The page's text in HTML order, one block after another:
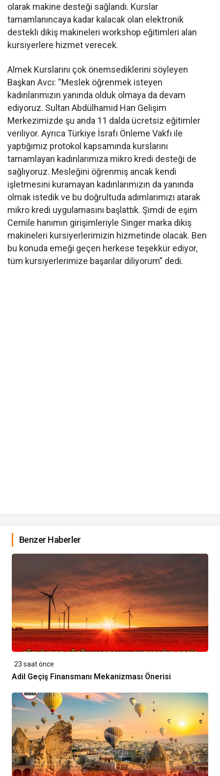
olarak makine desteği sağlandı. Kurslar
tamamlanıncaya kadar kalacak olan elektronik
destekli dikiş makineleri workshop eğitimleri alan
kursiyerlere hizmet verecek.
Almek Kurslarını çok önemsediklerini söyleyen
Başkan Avcı: “Meslek öğrenmek isteyen
kadınlarımızın yanında olduk olmaya da devam
ediyoruz. Sultan Abdülhamid Han Gelişim
Merkezimizde şu anda 11 dalda ücretsiz eğitimler
veriliyor. Ayrıca Türkiye İsrafı Önleme Vakfı ile
yaptığımız protokol kapsamında kurslarını
tamamlayan kadınlarımıza mikro kredi desteği de
sağlıyoruz. Mesleğini öğrenmiş ancak kendi
işletmesini kuramayan kadınlarımızın da yanında
olmak istedik ve bu doğrultuda adımlarımızı atarak
mikro kredi uygulamasını başlattık. Şimdi de eşim
Cemile hanımın girişimleriyle Singer marka dikiş
makineleri kursiyerlerimizin hizmetinde olacak. Ben
bu konuda emeği geçen herkese teşekkür ediyor,
tüm kursiyerlerimize başarılar diliyorum” dedi.
Benzer Haberler
23 saat önce
Adil Geçiş Finansmanı Mekanizması Önerisi